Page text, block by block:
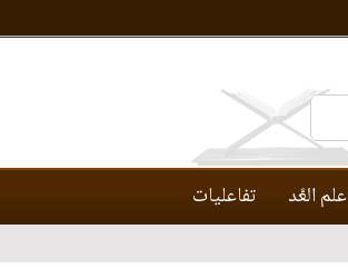
علم العَّد تفاعليات